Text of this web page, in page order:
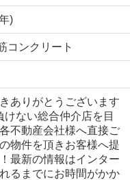
)
コンクリート
ありがとうございます
けない総合仲介店を目
不動産会社様へ直接ご
物件を頂きお客様へ提
最新の情報はインター
るまでにお時間がかか